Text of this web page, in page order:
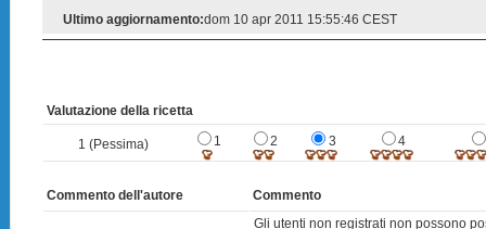
Ultimo aggiornamento:dom 10 apr 2011 15:55:46 CEST
Valutazione della ricetta
1 (Pessima) 1 2 3 4
Commento dell'autore
Commento
Gli utenti non registrati non possono